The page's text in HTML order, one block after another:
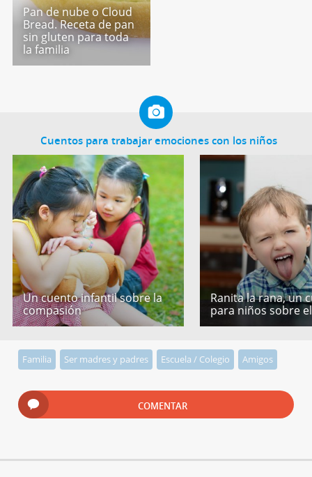
Pan de nube o Cloud
Bread. Receta de pan
sin gluten para toda
la familia
Cuentos para trabajar emociones con los niños
Un cuento infantil sobre la
compasión
Ranita la rana, un
para niños sobre
Familia Ser madres y padres Escuela / Colegio Amigos
COMENTAR